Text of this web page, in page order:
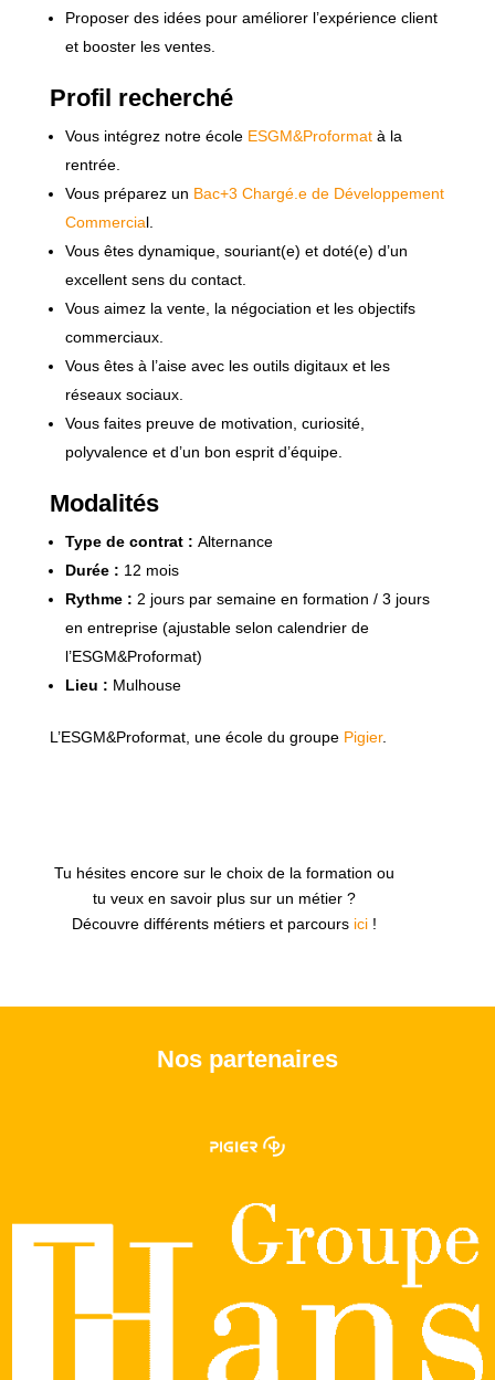
Proposer des idées pour améliorer l’expérience client
et booster les ventes.
Profil recherché
Vous intégrez notre école ESGM&Proformatà la
rentrée.
Vous préparez un Bac+3 Chargé.e de Développement
Commercial.
Vous êtes dynamique, souriant(e) et doté(e) d’un
excellent sens du contact.
Vous aimez la vente, la négociation et les objectifs
commerciaux.
Vous êtes à l’aise avec les outils digitaux et les
réseaux sociaux.
Vous faites preuve de motivation, curiosité,
polyvalence et d’un bon esprit d’équipe.
Modalités
Type de contrat : Alternance
Durée : 12 mois
Rythme : 2 jours par semaine en formation / 3 jours
en entreprise (ajustable selon calendrier de
l’ESGM&Proformat)
Lieu : Mulhouse
L’ESGM&Proformat, une école du groupe Pigier.
Tu hésites encore sur le choix de la formation ou
tu veux en savoir plus sur un métier ?
Découvre différents métiers et parcours ici!
Nos partenaires